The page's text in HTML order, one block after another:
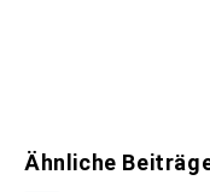
Ähnliche